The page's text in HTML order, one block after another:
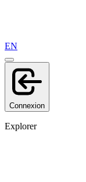
EN
Connexion
Explorer